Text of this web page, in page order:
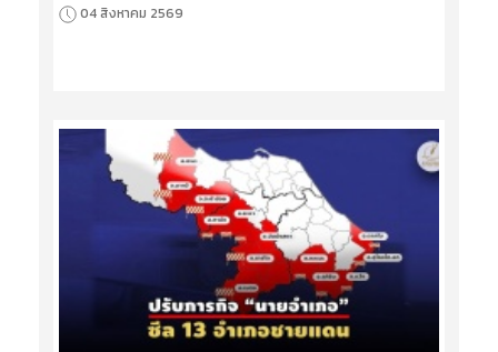
04 สิงหาคม 2569